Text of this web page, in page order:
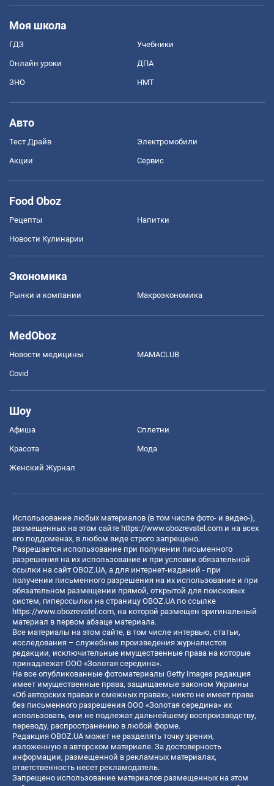
Моя школа
ГДЗ Учебники
Онлайн уроки ДПА
ЗНО НМТ
Авто
Тест Драйв Электромобили
Акции Сервис
Food Oboz
Рецепты Напитки
Новости Кулинарии
Экономика
Рынки и компании Mакроэкономика
MedOboz
Новости медицины MAMACLUB
Covid
Шоу
Афиша Сплетни
Красота Мода
Женский Журнал
Использование любых материалов (в том числе фото- и видео-),
размещенных на этом сайте https://www.obozrevatel.com и на всех
его поддоменах, в любом виде строго запрещено.
Разрешается использование при получении письменного
разрешения на их использование и при условии обязательной
ссылки на сайт OBOZ.UA, а для интернет-изданий - при
получении письменного разрешения на их использование и при
обязательном размещении прямой, открытой для поисковых
систем, гиперссылки на страницу OBOZ.UA по ссылке
https://www.obozrevatel.com, на которой размещен оригинальный
материал в первом абзаце материала.
Все материалы на этом сайте, в том числе интервью, статьи,
исследования – служебные произведения журналистов
редакции, исключительные имущественные права на которые
принадлежат ООО «Золотая середина».
На все опубликованные фотоматериалы Getty Images редакция
имеет имущественные права, защищаемые законом Украины
«Об авторских правах и смежных правах», никто не имеет права
без письменного разрешения ООО «Золотая середина» их
использовать, они не подлежат дальнейшему воспроизводству,
переводу, распространению в любой форме.
Редакция OBOZ.UA может не разделять точку зрения,
изложенную в авторском материале. За достоверность
информации, размещенной в рекламных материалах,
ответственность несет рекламодатель.
Запрещено использование материалов размещенных на этом